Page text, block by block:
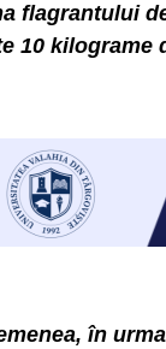
flagrantului
10 kilograme
în